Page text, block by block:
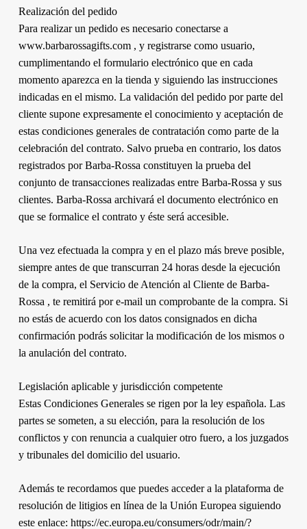
Realización del pedido
Para realizar un pedido es necesario conectarse a
www.barbarossagifts.com , y registrarse como usuario,
cumplimentando el formulario electrónico que en cada
momento aparezca en la tienda y siguiendo las instrucciones
indicadas en el mismo. La validación del pedido por parte del
cliente supone expresamente el conocimiento y aceptación de
estas condiciones generales de contratación como parte de la
celebración del contrato. Salvo prueba en contrario, los datos
registrados por Barba-Rossa constituyen la prueba del
conjunto de transacciones realizadas entre Barba-Rossa y sus
clientes. Barba-Rossa archivará el documento electrónico en
que se formalice el contrato y éste será accesible.
Una vez efectuada la compra y en el plazo más breve posible,
siempre antes de que transcurran 24 horas desde la ejecución
de la compra, el Servicio de Atención al Cliente de Barba-
Rossa , te remitirá por e-mail un comprobante de la compra. Si
no estás de acuerdo con los datos consignados en dicha
confirmación podrás solicitar la modificación de los mismos o
la anulación del contrato.
Legislación aplicable y jurisdicción competente
Estas Condiciones Generales se rigen por la ley española. Las
partes se someten, a su elección, para la resolución de los
conflictos y con renuncia a cualquier otro fuero, a los juzgados
y tribunales del domicilio del usuario.
Además te recordamos que puedes acceder a la plataforma de
resolución de litigios en línea de la Unión Europea siguiendo
este enlace: https://ec.europa.eu/consumers/odr/main/?